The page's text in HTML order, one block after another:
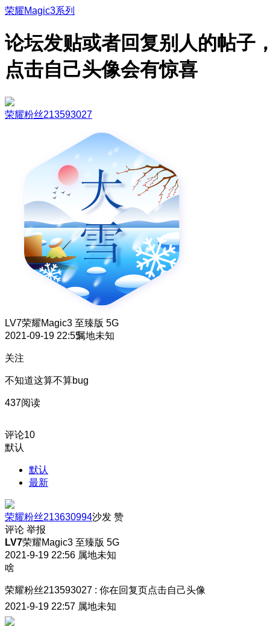
荣耀Magic3系列
论坛发贴或者回复别人的帖子
点击自己头像会有惊喜
荣耀粉丝213593027
LV7荣耀Magic3 至臻版 5G
2021-09-19 22:55属地未知
关注
不知道这算不算bug
437阅读
评论10
默认
默认
最新
荣耀粉丝213630994沙发 赞
评论 举报
LV7荣耀Magic3 至臻版 5G
2021-9-19 22:56 属地未知
啥
荣耀粉丝213593027 : 你在回复页点击自己头像
2021-9-19 22:57 属地未知